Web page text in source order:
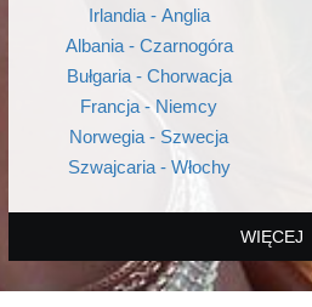
Irlandia - Anglia
Albania - Czarnogóra
Bułgaria - Chorwacja
Francja - Niemcy
Norwegia - Szwecja
Szwajcaria - Włochy
WIĘCEJ